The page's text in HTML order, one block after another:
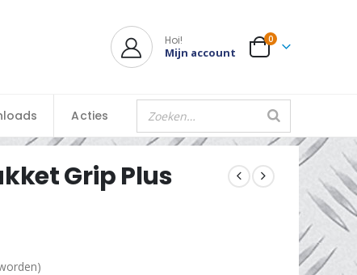
Hoi!
Mijn account
0
Acties
Grip Plus